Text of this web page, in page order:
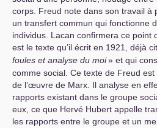
corps. Freud note dans son travail à
un transfert commun qui fonctionne
individus. Lacan confirmera ce point
est le texte qu’il écrit en 1921, déjà
foules et analyse du moi» et qui
comme social. Ce texte de Freud
de l’œuvre de Marx. Il analyse en
rapports existant dans le groupe
eux, ce que Hervé Hubert appelle
les rapports entre le groupe et un